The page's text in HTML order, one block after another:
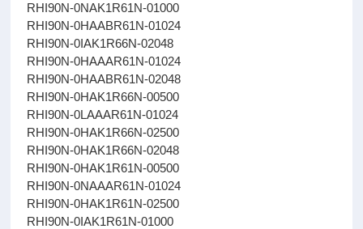
RHI90N-0NAK1R61N-01000
RHI90N-0HAABR61N-01024
RHI90N-0IAK1R66N-02048
RHI90N-0HAAAR61N-01024
RHI90N-0HAABR61N-02048
RHI90N-0HAK1R66N-00500
RHI90N-0LAAAR61N-01024
RHI90N-0HAK1R66N-02500
RHI90N-0HAK1R66N-02048
RHI90N-0HAK1R61N-00500
RHI90N-0NAAAR61N-01024
RHI90N-0HAK1R61N-02500
RHI90N-0IAK1R61N-01000